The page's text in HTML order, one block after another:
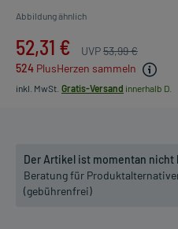
Abbildung ähnlich
52,31 € UVP53,99 €
524 PlusHerzen sammeln
inkl. MwSt. Gratis-Versand innerhalb D.
Der Artikel ist momentan nicht
Beratung für
(gebührenfrei)